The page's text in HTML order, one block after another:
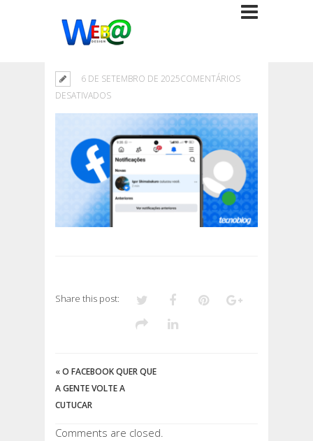
6 DE SETEMBRO DE 2025COMENTÁRIOS
DESATIVADOSEM
Share this post:
«O FACEBOOK QUER QUE
A GENTE VOLTE A
CUTUCAR
Comments are closed.